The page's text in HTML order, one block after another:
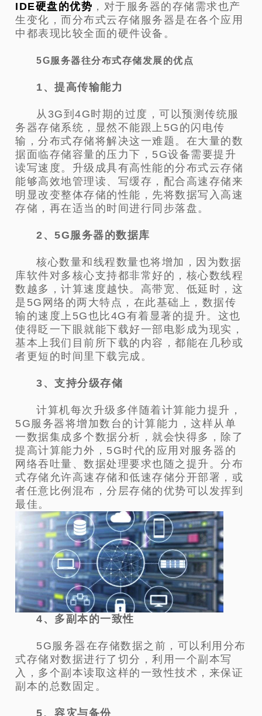
IDE硬盘的优势 ，对于服务器的存储需求也产
生变化，而分布式云存储服务器是在各个应用
中都表现比较全面的硬件设备。
5G服务器往分布式存储发展的优点
1、提高传输能力
从3G到4G时期的过度，可以预测传统服
务器存储系统，显然不能跟上5G的闪电传
输，分布式存储将解决这一难题。在大量的数
据面临存储容量的压力下，5G设备需要提升
读写速度。升级成具有高性能的分布式云存储
能够高效地管理读、写缓存，配合高速存储来
明显改变整体存储的性能，先将数据写入高速
存储，再在适当的时间进行同步落盘。
2、5G服务器的数据库
核心数量和线程数量也将增加，因为数据
库软件对多核心支持都非常好的，核心数线程
数越多，计算速度越快。高带宽、低延时，这
是5G网络的两大特点，在此基础上，数据传
输的速度上5G也比4G有着显著的提升。这也
使得眨一下眼就能下载好一部电影成为现实，
基本上我们目前所下载的内容，都能在几秒或
者更短的时间里下载完成。
3、支持分级存储
计算机每次升级多伴随着计算能力提升，
5G服务器将增加数台的计算能力，这样从单
一数据集成多个数据分析，就会快得多，除了
提高计算能力外，5G时代的应用对服务器的
网络吞吐量、数据处理要求也随之提升。分布
式存储允许高速存储和低速存储分开部署，或
者任意比例混布，分层存储的优势可以发挥到
最佳。
4、多副本的一致性
5G服务器在存储数据之前，可以利用分布
式存储对数据进行了切分，利用一个副本写
入，多个副本读取这样的一致性技术，来保证
副本的总数固定。
5、容灾与备份